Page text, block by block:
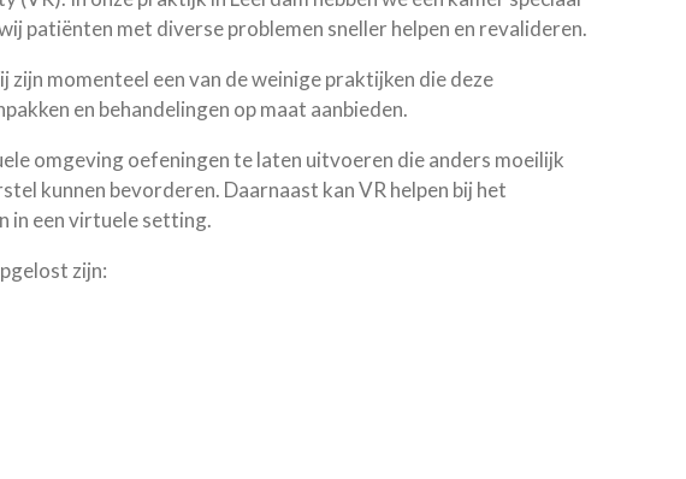
patiënten met diverse problemen sneller helpen en revalideren.
momenteel een van de weinige praktijken die deze
en behandelingen op maat aanbieden.
omgeving oefeningen te laten uitvoeren die anders moeilijk
kunnen bevorderen. Daarnaast kan VR helpen bij het
in een virtuele setting.
zijn: